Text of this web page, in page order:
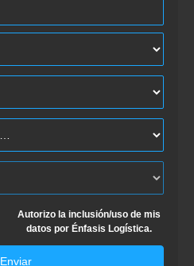
Autorizo la inclusión/uso de mis
datos por Énfasis Logística.
Enviar